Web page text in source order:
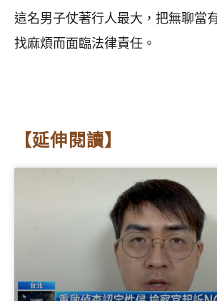
這名男子仗著行人最大，把無聊當
找麻煩而面臨法律責任。
【延伸閱讀】